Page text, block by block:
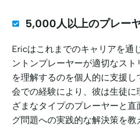
5,000人以上のプレー
Ericはこれまでのキャリアを通
ントンプレーヤーが適切なス
を理解するのを個人的に支援
会での経験により、彼は生徒に
ざまなタイプのプレーヤーと
グ問題への実践的な解決策を